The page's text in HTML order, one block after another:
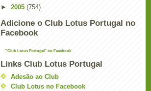
► 2005 (754)
Adicione o Club Lotus Portugal no
Facebook
"Club Lotus Portugal" on Facebook
Links Club Lotus Portugal
Adesão ao Club
Club Lotus no Facebook